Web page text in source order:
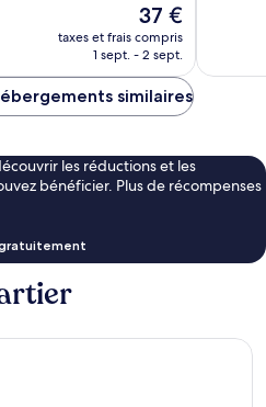
Le
nouveau
prix
de
37 €
taxes et frais compris
1 sept. - 2 sept.
similaires
les réductions et les
bénéficier. Plus de récompenses
gratuitement